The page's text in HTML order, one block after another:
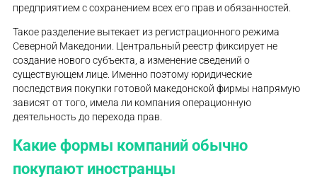
предприятием с сохранением всех его прав и обязанностей.
Такое разделение вытекает из регистрационного режима
Северной Македонии. Центральный реестр фиксирует не
создание нового субъекта, а изменение сведений о
существующем лице. Именно поэтому юридические
последствия покупки готовой македонской фирмы напрямую
зависят от того, имела ли компания операционную
деятельность до перехода прав.
Какие формы компаний обычно
покупают иностранцы